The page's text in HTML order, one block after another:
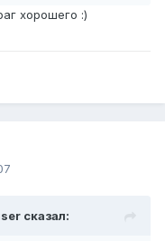
хорошего :)
сказал: